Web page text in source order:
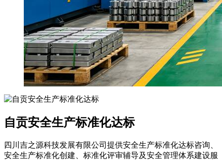
自贡安全生产标准化达标
四川吉之源科技发展有限公司提供安全生产标准化达标咨询、
安全生产标准化创建、标准化评审辅导及安全管理体系建设服